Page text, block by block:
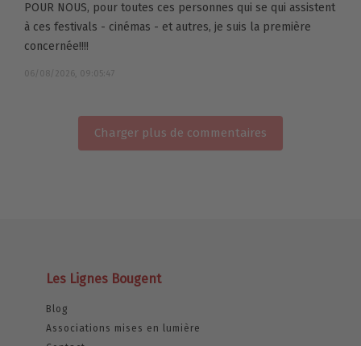
POUR NOUS, pour toutes ces personnes qui se qui assistent
à ces festivals - cinémas - et autres, je suis la première
concernée!!!!
06/08/2026, 09:05:47
Charger plus de commentaires
Les Lignes Bougent
Blog
Associations mises en lumière